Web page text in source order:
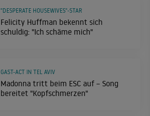
Felicity Huffman bekennt sich
schuldig: "Ich schäme mich"
"DESPERATE HOUSEWIVES"-STAR
Madonna tritt beim ESC auf – Song
bereitet "Kopfschmerzen"
GAST-ACT IN TEL AVIV